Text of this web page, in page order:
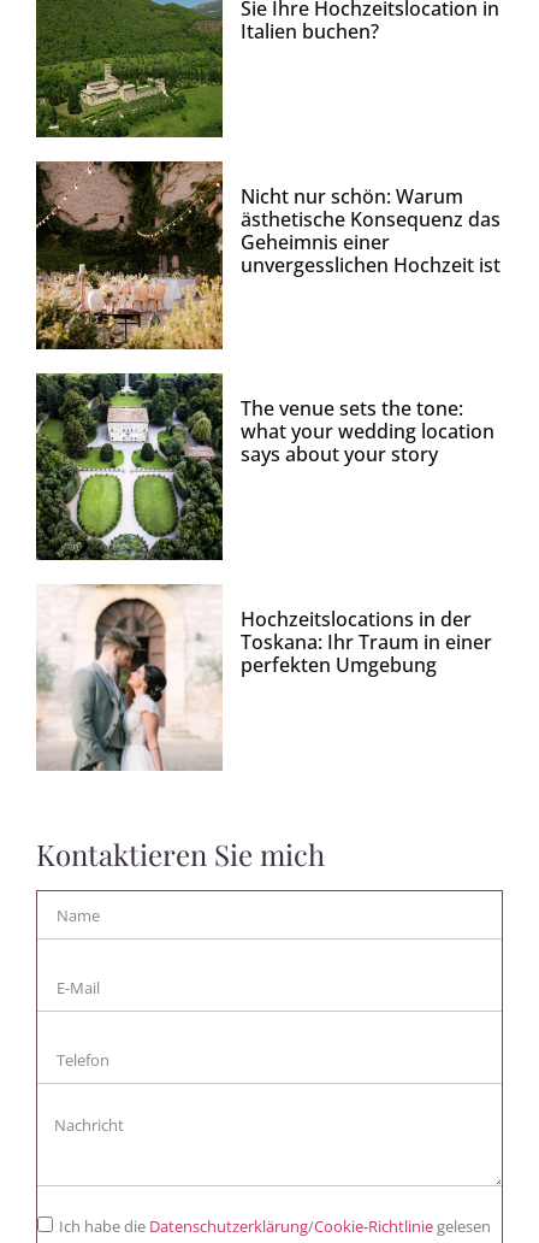
Sie Ihre Hochzeitslocation in
Italien buchen?
Nicht nur schön: Warum
ästhetische Konsequenz das
Geheimnis einer
unvergesslichen Hochzeit ist
The venue sets the tone:
what your wedding location
says about your story
Hochzeitslocations in der
Toskana: Ihr Traum in einer
perfekten Umgebung
Kontaktieren Sie mich
Ich habe die Datenschutzerklärung/Cookie-Richtliniegelesen